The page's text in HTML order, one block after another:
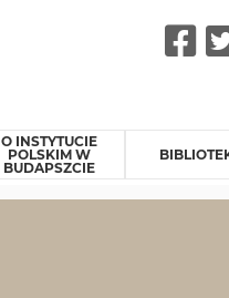
O INSTYTUCIE
POLSKIM W
BUDAPSZCIE